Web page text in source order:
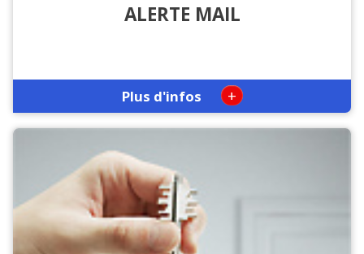
ALERTE MAIL
Plus d'infos +